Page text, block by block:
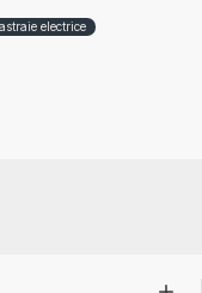
electrice